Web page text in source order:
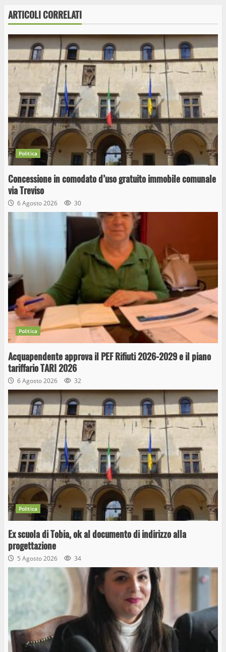
ARTICOLI CORRELATI
Politica
Concessione in comodato d’uso gratuito immobile comunale
via Treviso
6 Agosto 2026 30
Politica
Acquapendente approva il PEF Rifiuti 2026-2029 e il piano
tariffario TARI 2026
6 Agosto 2026 32
Politica
Ex scuola di Tobia, ok al documento di indirizzo alla
progettazione
5 Agosto 2026 34